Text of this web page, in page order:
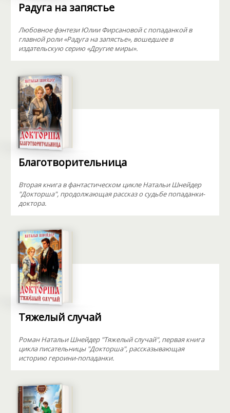
Радуга на запястье
Любовное фэнтези Юлии Фирсановой с попаданкой в
главной роли «Радуга на запястье», вошедшее в
издательскую серию «Другие миры».
Благотворительница
Вторая книга в фантастическом цикле Натальи Шнейдер
"Докторша", продолжающая рассказ о судьбе попаданки-
доктора.
Тяжелый случай
Роман Натальи Шнейдер "Тяжелый случай", первая книга
цикла писательницы "Докторша", рассказывающая
историю героини-попаданки.